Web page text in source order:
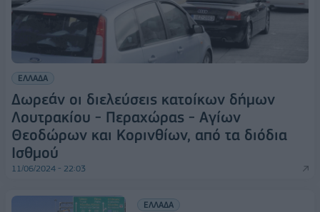
ΕΛΛΑΔΑ
Δωρεάν οι διελεύσεις κατοίκων δήμων
Λουτρακίου - Περαχώρας - Αγίων
Θεοδώρων και Κορινθίων, από τα διόδια
Ισθμού
11/06/2024 - 22:03
ΕΛΛΑΔΑ